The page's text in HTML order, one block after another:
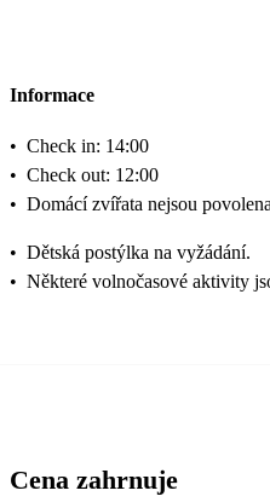
Informace
• Check in: 14:00
• Check out: 12:00
• Domácí zvířata nejsou
• Dětská postýlka na vyžádání.
• Některé volnočasové aktivity
Cena zahrnuje